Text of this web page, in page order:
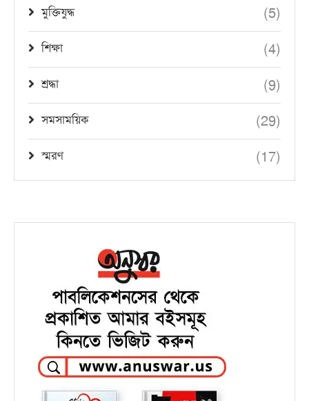
মুক্তিযুদ্ধ (5)
শিক্ষা (4)
শ্রদ্ধা (9)
সমসাময়িক (29)
স্মরণ (17)